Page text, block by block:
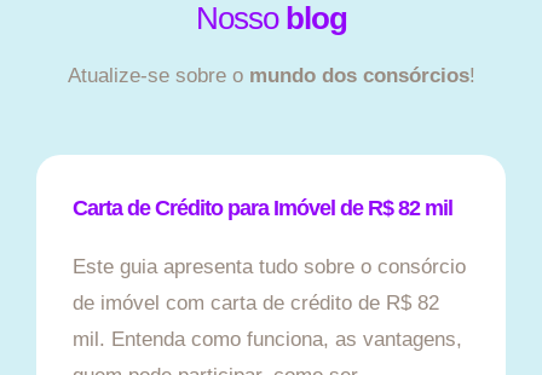
Nosso blog
Atualize-se sobre o mundo dos consórcios!
Carta de Crédito para Imóvel de R$ 82 mil
Este guia apresenta tudo sobre o consórcio
de imóvel com carta de crédito de R$ 82
mil. Entenda como funciona, as vantagens,